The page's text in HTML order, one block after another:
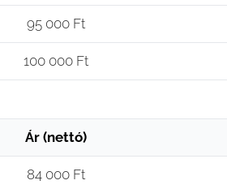
95 000 Ft
100 000 Ft
Ár (nettó)
84 000 Ft